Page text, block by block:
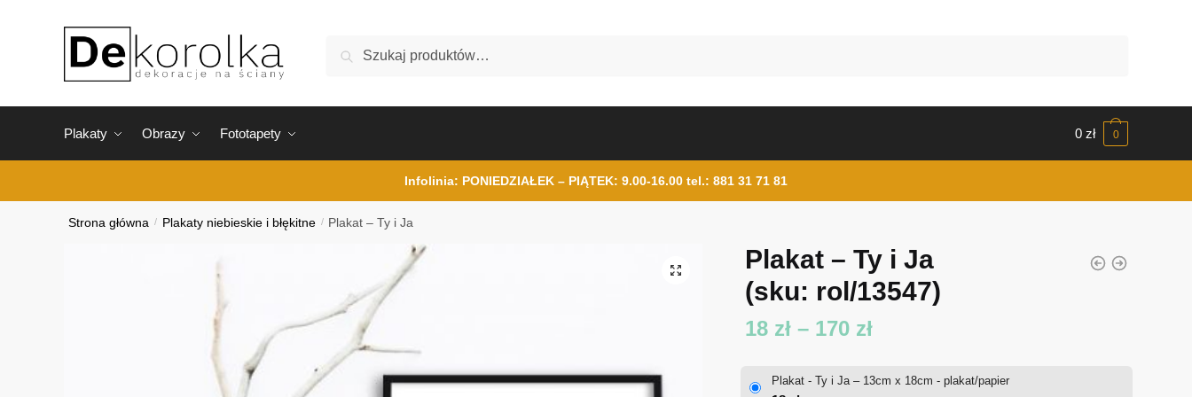
Szukaj
Plakaty Obrazy Fototapety 0 zł 0
Infolinia: PONIEDZIAŁEK – PIĄTEK: 9.00-16.00 tel.: 881 31 71 81
Strona główna / Plakaty niebieskie i błękitne / Plakat – Ty i Ja
Plakat – Ty i Ja
(sku: rol/13547)
18 zł – 170 złZakres
Plakat - Ty i Ja – 13cm x 18cm - plakat/papier